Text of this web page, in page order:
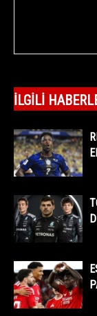
İLGILI